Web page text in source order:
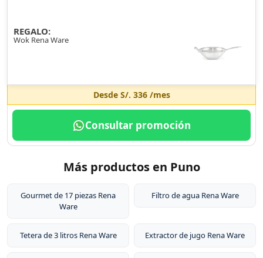
REGALO:
Wok Rena Ware
Desde S/. 336/mes
Consultar promoción
Más productos en Puno
Gourmet de 17 piezas Rena
Ware
Filtro de agua Rena Ware
Tetera de 3 litros Rena Ware Extractor de jugo Rena Ware